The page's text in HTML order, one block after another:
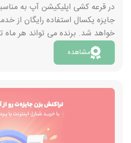
جایزه یکسال استفاده رایگان از
از سرویس های موجود خرید نماید.
خود در این قرعه کشی می توانید
مشاهده